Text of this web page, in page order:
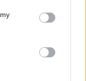
You may click to
third-party tags to
in below Google